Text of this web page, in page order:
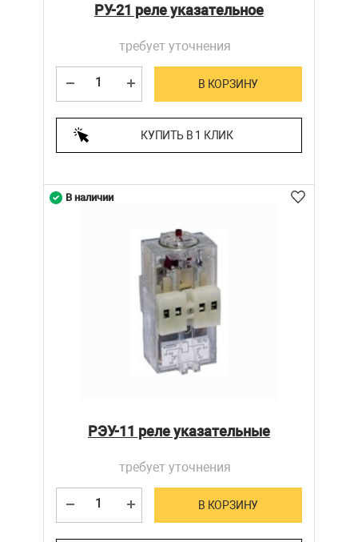
РУ-21 реле указательное
требует уточнения
В КОРЗИНУ
КУПИТЬ В 1 КЛИК
РЭУ-11 реле указательные
требует уточнения
В КОРЗИНУ
В наличии